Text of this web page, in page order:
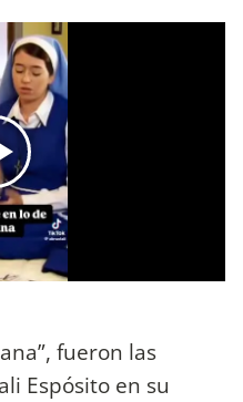
fueron las
Espósito en su